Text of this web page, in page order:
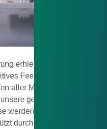
erhielt unser
Feedback. Das
aller Mitarbeitenden
gelebte
werden strukturiert
durch konsequentes